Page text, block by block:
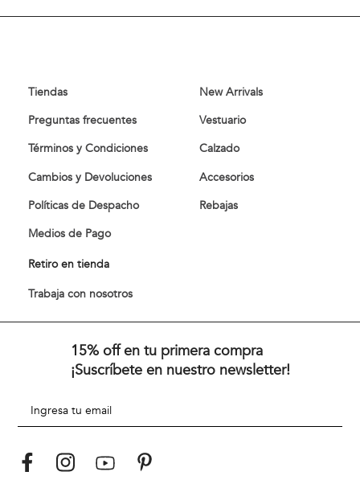
Tiendas
Preguntas frecuentes
Términos y Condiciones
Cambios y Devoluciones
Políticas de Despacho
Medios de Pago
Retiro en tienda
Trabaja con nosotros
New Arrivals
Vestuario
Calzado
Accesorios
Rebajas
15% off en tu primera compra
¡Suscríbete en nuestro newsletter!